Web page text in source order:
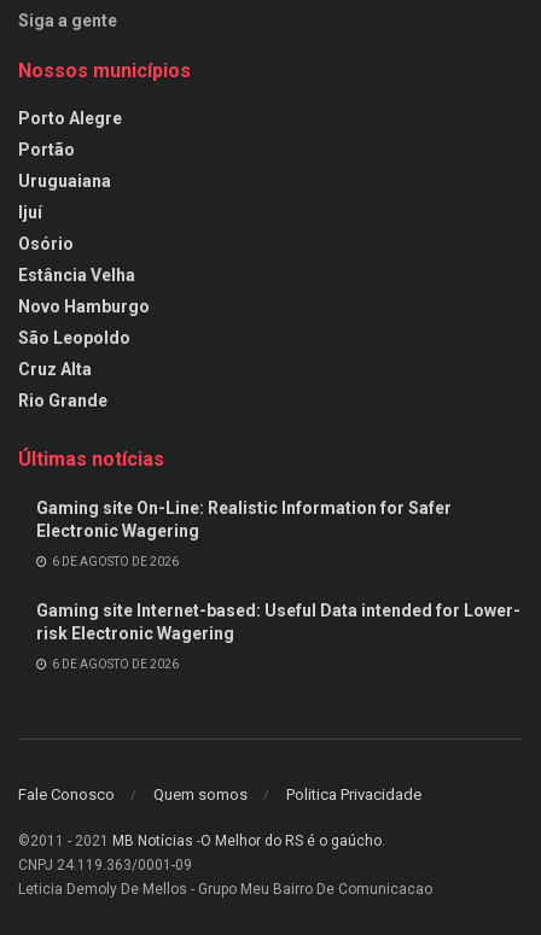
Siga a gente
Nossos municípios
Porto Alegre
Portão
Uruguaiana
Ijuí
Osório
Estância Velha
Novo Hamburgo
São Leopoldo
Cruz Alta
Rio Grande
Últimas notícias
Gaming site On-Line: Realistic Information for Safer
Electronic Wagering
6 DE AGOSTO DE 2026
Gaming site Internet-based: Useful Data intended for Lower-
risk Electronic Wagering
6 DE AGOSTO DE 2026
Fale Conosco Quem somos Politica Privacidade
©2011 - 2021 MB Notícias -O Melhor do RS é o gaúcho.
CNPJ 24.119.363/0001-09
Leticia Demoly De Mellos - Grupo Meu Bairro De Comunicacao